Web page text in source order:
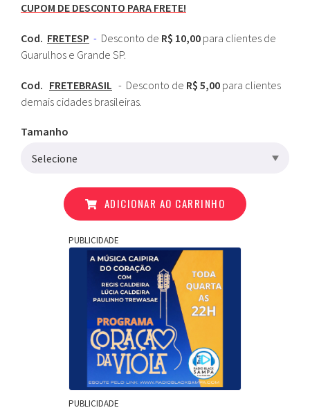
CUPOM DE DESCONTO PARA FRETE!
Cod. FRETESP - Desconto de R$ 10,00 para clientes de
Guarulhos e Grande SP.
Cod. FRETEBRASIL - Desconto de R$ 5,00 para clientes
demais cidades brasileiras.
Tamanho
ADICIONAR AO CARRINHO
PUBLICIDADE
PUBLICIDADE